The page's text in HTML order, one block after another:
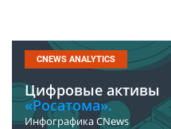
CNEWS ANALYTICS
Цифровые активы
«Росатома».
Инфографика CNews